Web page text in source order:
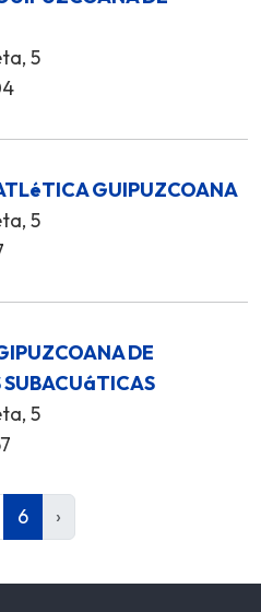
5
GUIPUZCOANA
5
DE
5
6 ›